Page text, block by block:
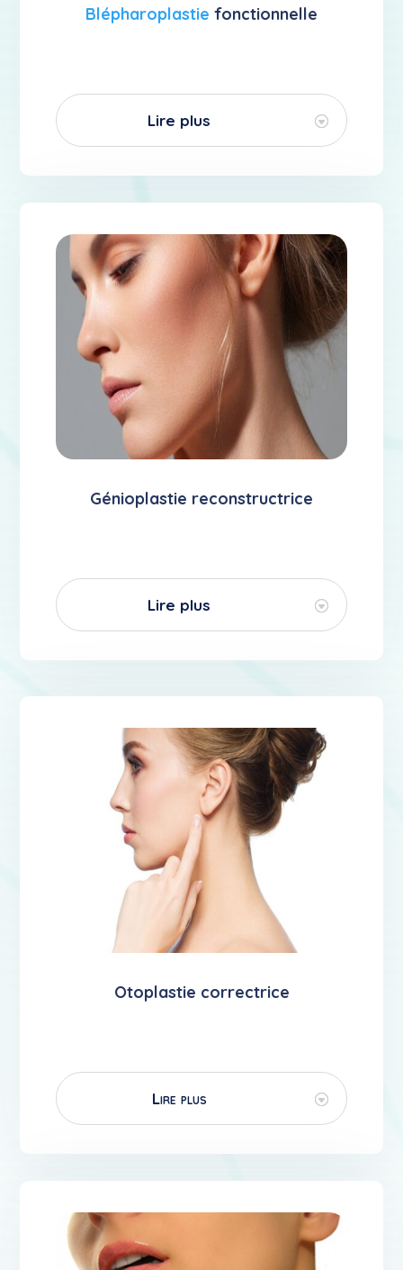
Blépharoplastie fonctionnelle
Lire plus
Génioplastie reconstructrice
Lire plus
Otoplastie correctrice
Lire plus